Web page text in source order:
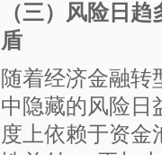
（三）风险日
盾
随着经济金融转
中隐藏的风险日
度上依赖于资金